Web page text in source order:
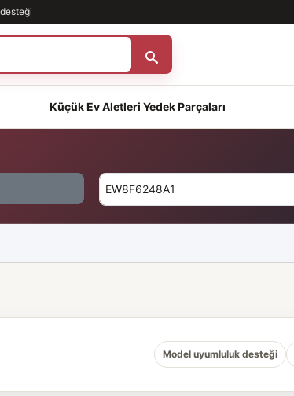
Küçük Ev Aletleri Yedek Parçaları
Model uyumluluk desteği